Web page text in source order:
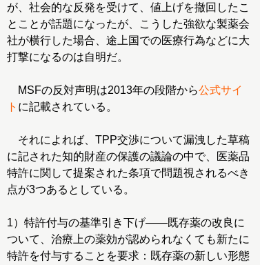
が、社会的な反発を受けて、値上げを撤回したこ
とことが話題になったが、こうした強欲な製薬会
社が横行した場合、途上国での医療行為などに大
打撃になるのは自明だ。
MSFの反対声明は2013年の段階から公式サイ
ト に記載されている。
それによれば、TPP交渉について漏洩した草稿
に記された知的財産の保護の議論の中で、医薬品
特許に関して提案された条項で問題視されるべき
点が3つあるとしている。
1）特許付与の基準引き下げ――既存薬の改良に
ついて、治療上の薬効が認められなくても新たに
特許を付与することを要求：既存薬の新しい形態